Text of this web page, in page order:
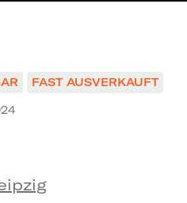
FAST AUSVERKAUFT